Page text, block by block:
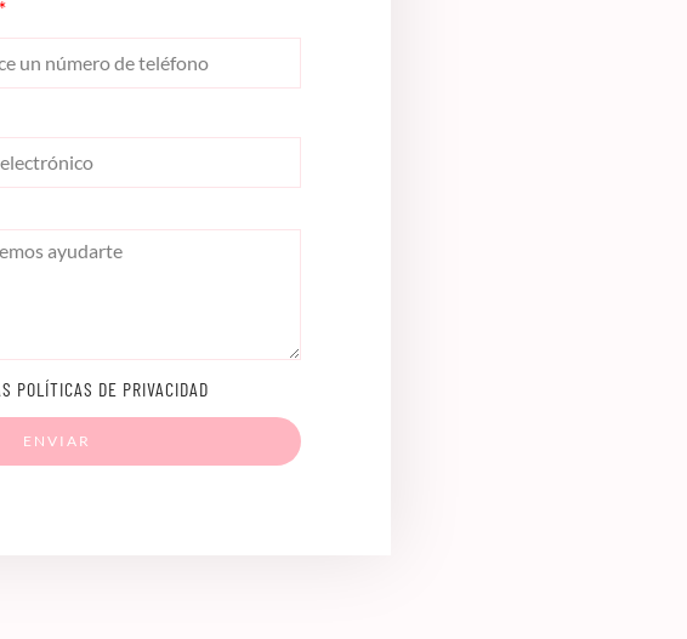
POLÍTICAS DE PRIVACIDAD
ENVIAR